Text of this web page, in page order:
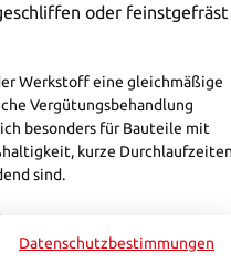
oder feinstgefräst
Werkstoff eine gleichmäßige
Vergütungsbehandlung
besonders für Bauteile mit
kurze
sind.
Datenschutzbestimmungen